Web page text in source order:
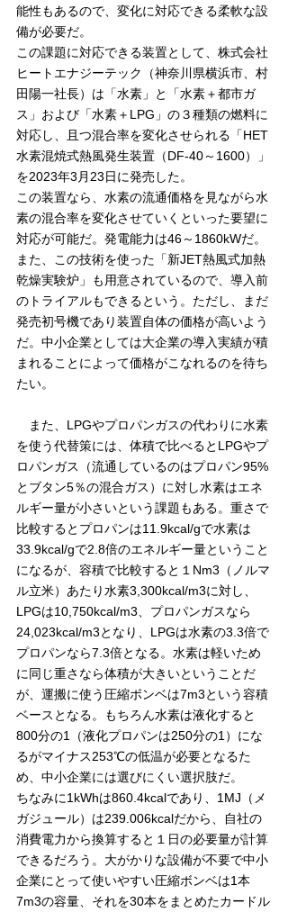
能性もあるので、変化に対応できる柔軟な設
備が必要だ。
この課題に対応できる装置として、株式会社
ヒートエナジーテック（神奈川県横浜市、村
田陽一社長）は「水素」と「水素＋都市ガ
ス」および「水素＋LPG」の３種類の燃料に
対応し、且つ混合率を変化させられる「HET
水素混焼式熱風発生装置（DF-40～1600）」
を2023年3月23日に発売した。
この装置なら、水素の流通価格を見ながら水
素の混合率を変化させていくといった要望に
対応が可能だ。発電能力は46～1860kWだ。
また、この技術を使った「新JET熱風式加熱
乾燥実験炉」も用意されているので、導入前
のトライアルもできるという。ただし、まだ
発売初号機であり装置自体の価格が高いよう
だ。中小企業としては大企業の導入実績が積
まれることによって価格がこなれるのを待ち
たい。
また、LPGやプロパンガスの代わりに水素
を使う代替策には、体積で比べるとLPGやプ
ロパンガス（流通しているのはプロパン95%
とブタン5％の混合ガス）に対し水素はエネ
ルギー量が小さいという課題もある。重さで
比較するとプロパンは11.9kcal/gで水素は
33.9kcal/gで2.8倍のエネルギー量ということ
になるが、容積で比較すると１Nm3（ノルマ
ル立米）あたり水素3,300kcal/m3に対し、
LPGは10,750kcal/m3、プロパンガスなら
24,023kcal/m3となり、LPGは水素の3.3倍で
プロパンなら7.3倍となる。水素は軽いため
に同じ重さなら体積が大きいということだ
が、運搬に使う圧縮ボンベは7m3という容積
ベースとなる。もちろん水素は液化すると
800分の1（液化プロパンは250分の1）にな
るがマイナス253℃の低温が必要となるた
め、中小企業には選びにくい選択肢だ。
ちなみに1kWhは860.4kcalであり、1MJ（メ
ガジュール）は239.006kcalだから、自社の
消費電力から換算すると１日の必要量が計算
できるだろう。大がかりな設備が不要で中小
企業にとって使いやすい圧縮ボンベは1本
7m3の容量、それを30本をまとめたカードル